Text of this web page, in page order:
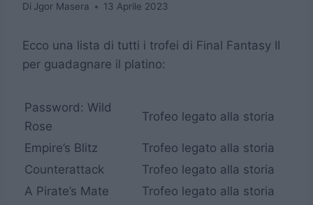
Di Jgor Masera 13 Aprile 2023
Ecco una lista di tutti i trofei di Final Fantasy II
per guadagnare il platino:
Password: Wild
Rose
Trofeo legato alla storia
Empire’s Blitz
Trofeo legato alla storia
Counterattack
Trofeo legato alla storia
A Pirate’s Mate
Trofeo legato alla storia